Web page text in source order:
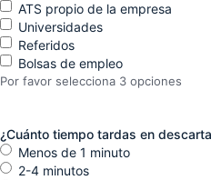
ATS propio de la empresa
Universidades
Referidos
Bolsas de empleo
Por favor selecciona 3 opciones
¿Cuánto tiempo tardas en
Menos de 1 minuto
2-4 minutos